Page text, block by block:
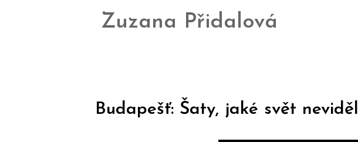
Zuzana Přidalová
Budapešť: Šaty, jaké svět neviděl